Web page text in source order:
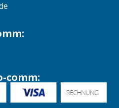
comm: